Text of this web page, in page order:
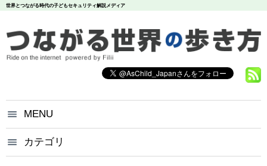
世界とつながる時代の子どもセキュリティ解説メディア
MENU
つながる世界の歩き方とは？
カテゴリ
いじめ
犯罪